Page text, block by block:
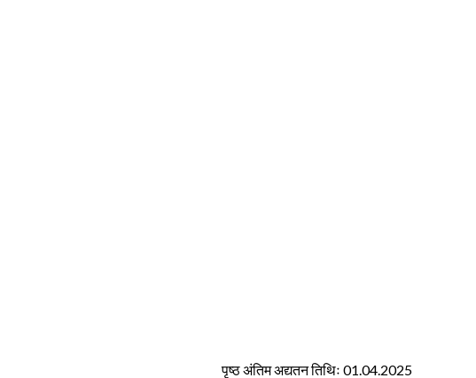
पृष्ठ अंतिम अद्यतन तिथिः 01.04.2025